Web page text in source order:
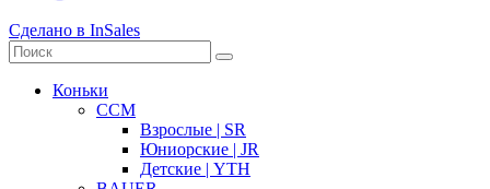
Сделано в InSales
Коньки
CCM
Взрослые | SR
Юниорские | JR
Детские | YTH